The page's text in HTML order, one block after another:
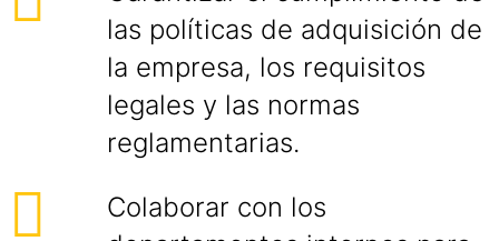
las políticas de adquisición de
la empresa, los requisitos
legales y las normas
reglamentarias.
Colaborar con los